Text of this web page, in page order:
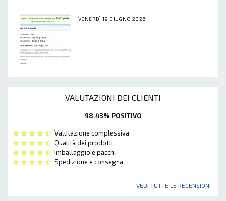
VENERDÌ 19 GIUGNO 2026
VALUTAZIONI DEI CLIENTI
98.43% POSITIVO
Valutazione complessiva
Qualità dei prodotti
Imballaggio e pacchi
Spedizione e consegna
VEDI TUTTE LE RECENSIONI